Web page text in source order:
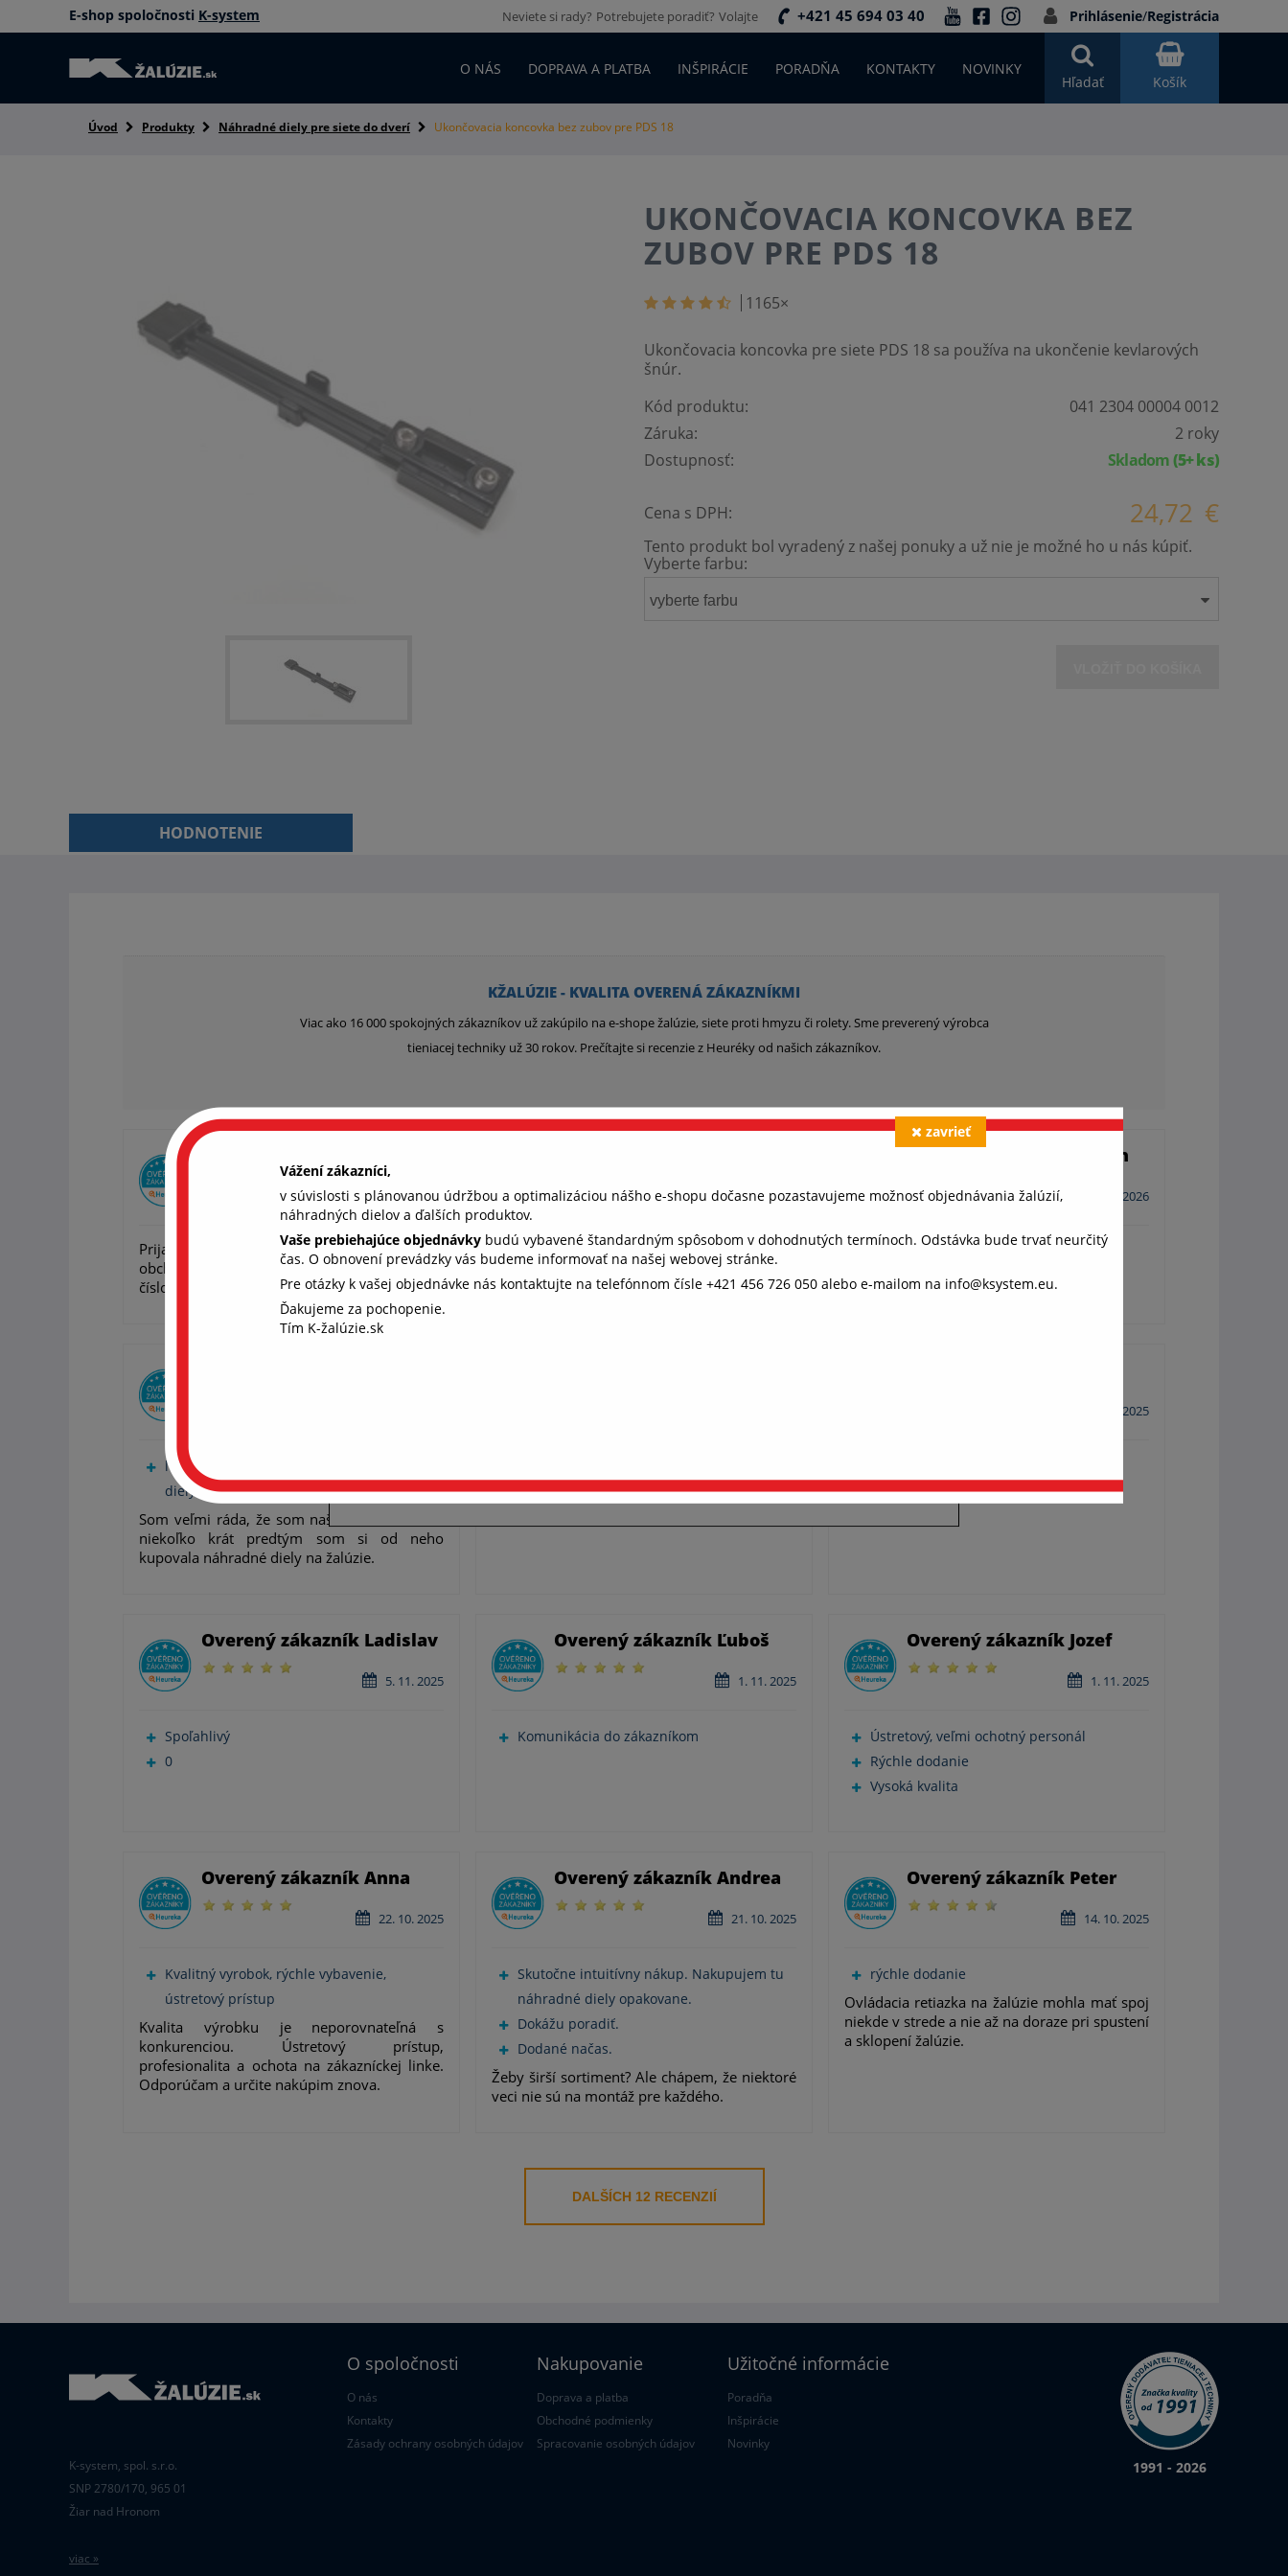
E-shop spoločnosti K-system Neviete si rady? Potrebujete poradiť? Volajte +421 45 694 03 40 Prihlásenie/Registrácia
Košík
Hľadať
O NÁS DOPRAVA A PLATBA INŠPIRÁCIE PORADŇA KONTAKTY NOVINKY
Úvod Produkty Náhradné diely pre siete do dverí Ukončovacia koncovka bez zubov pre PDS 18
UKONČOVACIA KONCOVKA BEZ
ZUBOV PRE PDS 18
1165×
Ukončovacia koncovka pre siete PDS 18 sa používa na ukončenie kevlarových
šnúr.
Kód produktu:
041 2304 00004 0012
Záruka:
2 roky
Dostupnosť:
Skladom(5+ ks)
Cena s DPH: 24,72 €
Tento produkt bol vyradený z našej ponuky a už nie je možné ho u nás kúpiť.
Vyberte farbu:
vyberte farbu
HODNOTENIE
KŽALÚZIE - KVALITA OVERENÁ ZÁKAZNÍKMI
Viac ako 16 000 spokojných zákazníkov už zakúpilo na e-shope žalúzie, siete proti hmyzu či rolety. Sme preverený výrobca
tieniacej techniky už 30 rokov. Prečítajte si recenzie z Heuréky od našich zákazníkov.
22. 4. 2026
Prijal by som lepšiu komunikáciu s Vašim
obchodom. Nedalo sa Vám dovolať na žiadne
číslo
6. 4. 2026
Som veľmi spokojný,keďže ide o kvalitné
výrobky a pracuje sa s nimi dobre.
Overený zákazník Martin
3. 2. 2026
Všetko OK.
len málo obchodov predáva náhradné
diely na žalúzie
Som veľmi ráda, že som našla tento obchod,
niekoľko krát predtým som si od neho
kupovala náhradné diely na žalúzie.
9. 12. 2025
Overený zákazník Ladislav
5. 11. 2025
Spoľahlivý
0
Overený zákazník Ľuboš
1. 11. 2025
Komunikácia do zákazníkom
Overený zákazník Jozef
1. 11. 2025
Ústretový, veľmi ochotný personál
Rýchle dodanie
Vysoká kvalita
Overený zákazník Anna
22. 10. 2025
Kvalitný vyrobok, rýchle vybavenie,
ústretový prístup
Kvalita výrobku je neporovnateľná s
konkurenciou. Ústretový prístup,
profesionalita a ochota na zákazníckej linke.
Odporúčam a určite nakúpim znova.
Overený zákazník Andrea
21. 10. 2025
Skutočne intuitívny nákup. Nakupujem tu
náhradné diely opakovane.
Dokážu poradiť.
Dodané načas.
Žeby širší sortiment? Ale chápem, že niektoré
veci nie sú na montáž pre každého.
Overený zákazník Peter
14. 10. 2025
rýchle dodanie
Ovládacia retiazka na žalúzie mohla mať spoj
niekde v strede a nie až na doraze pri spustení
a sklopení žalúzie.
DALŠÍCH 12 RECENZIÍ
K-system, spol. s.r.o.
SNP 2780/170, 965 01
Žiar nad Hronom
viac »
O spoločnosti
O nás
Kontakty
Zásady ochrany osobných údajov
Nakupovanie
Doprava a platba
Obchodné podmienky
Spracovanie osobných údajov
Užitočné informácie
Poradňa
Inšpirácie
Novinky
1991 - 2026
Aby všetko fungovalo, ako má (súhlas s
Vážení zákazníci,
v súvislosti s plánovanou údržbou a optimalizáciou nášho e-shopu dočasne pozastavujeme možnosť objednávania žalúzií,
náhradných dielov a ďalších produktov.
Vaše prebiehajúce objednávky budú vybavené štandardným spôsobom v dohodnutých termínoch. Odstávka bude trvať neurčitý
čas. O obnovení prevádzky vás budeme informovať na našej webovej stránke.
Pre otázky k vašej objednávke nás kontaktujte na telefónnom čísle +421 456 726 050 alebo e-mailom na info@ksystem.eu.
Ďakujeme za pochopenie.
Tím K-žalúzie.sk
zavrieť